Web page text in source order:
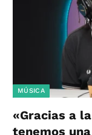
MÚSICA
«Gracias a
tenemos